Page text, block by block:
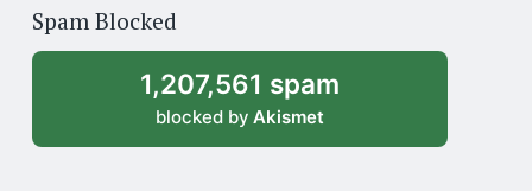
archive
Spam Blocked
1,207,561 spam
blocked by Akismet